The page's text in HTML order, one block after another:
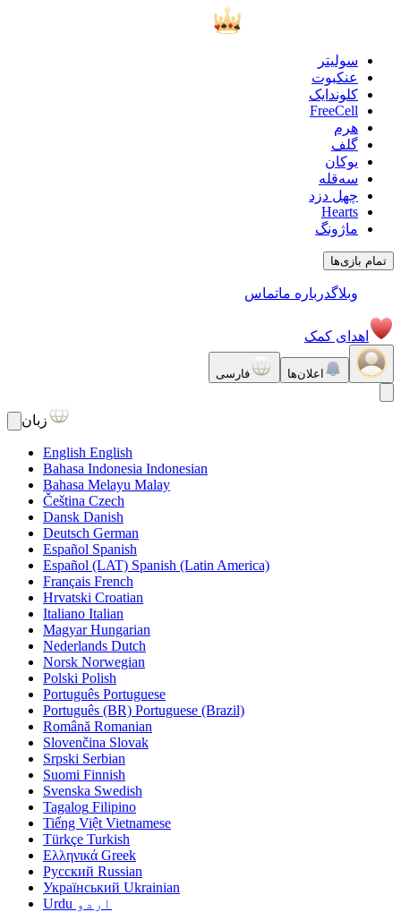
سولیتر
عنکبوت
کلوندایک
FreeCell
هرم
گلف
یوکان
سه‌قله
چهل دزد
Hearts
ماژونگ
تمام بازی‌ها
وبلاگدرباره ماتماس
اهدای کمک
اعلان‌ها فارسی
زبان
English English
Bahasa Indonesia Indonesian
Bahasa Melayu Malay
Čeština Czech
Dansk Danish
Deutsch German
Español Spanish
Español (LAT) Spanish (Latin America)
Français French
Hrvatski Croatian
Italiano Italian
Magyar Hungarian
Nederlands Dutch
Norsk Norwegian
Polski Polish
Português Portuguese
Português (BR) Portuguese (Brazil)
Română Romanian
Slovenčina Slovak
Srpski Serbian
Suomi Finnish
Svenska Swedish
Tagalog Filipino
Tiếng Việt Vietnamese
Türkçe Turkish
Ελληνικά Greek
Русский Russian
Український Ukrainian
اردو Urdu